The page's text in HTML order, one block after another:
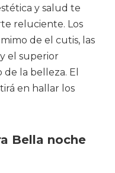
y salud te
reluciente. Los
de el cutis, las
el superior
la belleza. El
en hallar los
Bella noche